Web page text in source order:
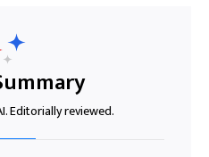
Editorially reviewed.